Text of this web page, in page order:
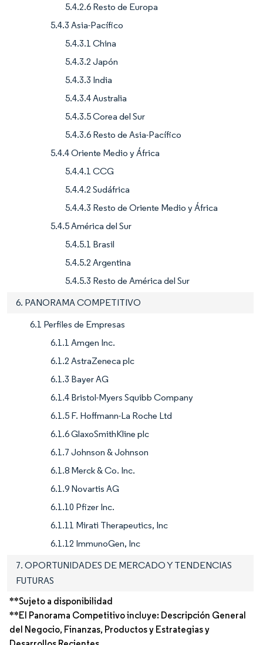
5.4.2.6 Resto de Europa
5.4.3 Asia-Pacífico
5.4.3.1 China
5.4.3.2 Japón
5.4.3.3 India
5.4.3.4 Australia
5.4.3.5 Corea del Sur
5.4.3.6 Resto de Asia-Pacífico
5.4.4 Oriente Medio y África
5.4.4.1 CCG
5.4.4.2 Sudáfrica
5.4.4.3 Resto de Oriente Medio y África
5.4.5 América del Sur
5.4.5.1 Brasil
5.4.5.2 Argentina
5.4.5.3 Resto de América del Sur
6. PANORAMA COMPETITIVO
6.1 Perfiles de Empresas
6.1.1 Amgen Inc.
6.1.2 AstraZeneca plc
6.1.3 Bayer AG
6.1.4 Bristol-Myers Squibb Company
6.1.5 F. Hoffmann-La Roche Ltd
6.1.6 GlaxoSmithKline plc
6.1.7 Johnson & Johnson
6.1.8 Merck & Co. Inc.
6.1.9 Novartis AG
6.1.10 Pfizer Inc.
6.1.11 Mirati Therapeutics, Inc
6.1.12 ImmunoGen, Inc
7. OPORTUNIDADES DE MERCADO Y TENDENCIAS
FUTURAS
**Sujeto a disponibilidad
**El Panorama Competitivo incluye: Descripción General
del Negocio, Finanzas, Productos y Estrategias y